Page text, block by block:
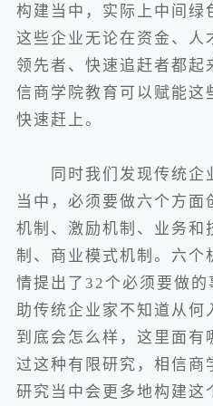
构建当中，实际上中间绿
这些企业无论在资金、人
领先者、快速追赶者都起
信商学院教育可以赋能这
快速赶上。
同时我们发现传统企
当中，必须要做六个方面
机制、激励机制、业务和
制、商业模式机制。六个
情提出了32个必须要做
助传统企业家不知道从何
到底会怎么样，这里面有
过这种有限研究，相信商
研究当中会更多地构建这